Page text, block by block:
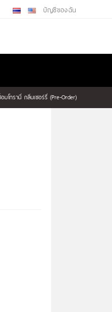
บัญชีของฉัน
อมโทรานี่ กลิ่นเชอร์รี่ (Pre-Order)